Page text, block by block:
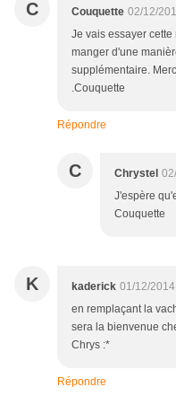
C Couquette 02/12/
Je vais essayer
manger d'une
supplémentaire.
.Couquette
Répondre
C Chrystel
J'espère
Couquette
K kaderick 01/12/
en remplaçant la
sera la bienvenue
Chrys :*
Répondre